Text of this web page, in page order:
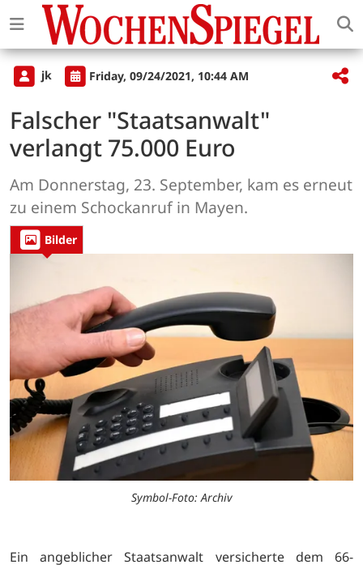
jk Friday, 09/24/2021, 10:44 AM
Falscher "Staatsanwalt"
verlangt 75.000 Euro
Am Donnerstag, 23. September, kam es erneut
zu einem Schockanruf in Mayen.
Bilder
Symbol-Foto: Archiv
Ein angeblicher Staatsanwalt versicherte dem 66-